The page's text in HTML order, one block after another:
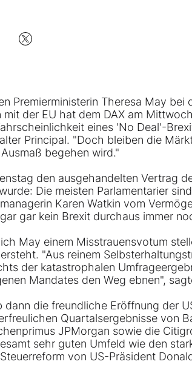
Premierministerin Theresa May
der EU hat dem DAX am
eines 'No Deal'-
Principal. "Doch bleiben die
begehen wird."
den ausgehandelten Vertrag
Die meisten Parlamentarier
Karen Watkin vom
gar kein Brexit durchaus immer
May einem Misstrauensvotum
"Aus reinem
der katastrophalen
Mandates den Weg ebnen",
die freundliche Eröffnung der
Quartalsergebnisse von
JPMorgan sowie die
sehr guten Umfeld wie den
von US-Präsident